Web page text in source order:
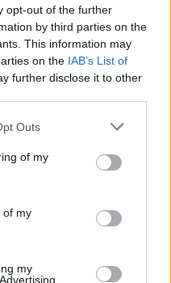
opt-out of the further
by third parties on the
This information may
on the IAB’s List of
further disclose it to other
uses one or more Google
You may click to
its third-party tags to
in below Google
Outs
of my
of my
my
proslavo, na kateri
Čebelarske
goste sta pozdravila
Jože Rovan
pevec
Marko
je bil čas za vrnitev
pri gostilni Pri
s katerim so se